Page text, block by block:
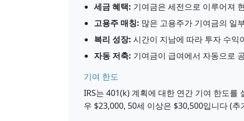
세금 혜택: 기여금은 세전으로 이루어져
고용주 매칭: 많은 고용주가 기여금의 일
복리 성장: 시간이 지남에 따라 투자 수익
자동 저축: 기여금이 급여에서 자동으로
기여 한도
IRS는 401(k) 계획에 대한 연간 기여 한도를
우 $23,000, 50세 이상은 $30,500입니다 (추